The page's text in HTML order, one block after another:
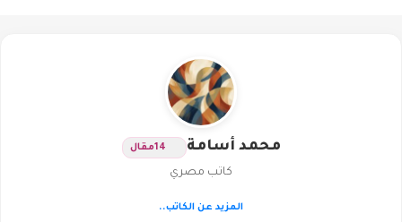
محمد أسامة 14مقال
كاتب مصري
المزيد عن الكاتب..